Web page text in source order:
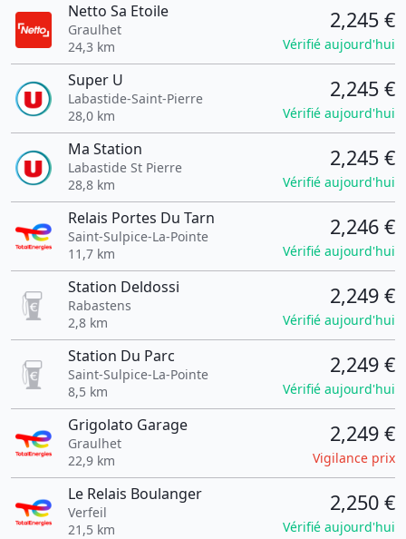
Netto Sa Etoile
Graulhet
24,3 km
2,245 €
Vérifié aujourd'hui
Super U
Labastide-Saint-Pierre
28,0 km
2,245 €
Vérifié aujourd'hui
Ma Station
Labastide St Pierre
28,8 km
2,245 €
Vérifié aujourd'hui
Relais Portes Du Tarn
Saint-Sulpice-La-Pointe
11,7 km
2,246 €
Vérifié aujourd'hui
Station Deldossi
Rabastens
2,8 km
2,249 €
Vérifié aujourd'hui
Station Du Parc
Saint-Sulpice-La-Pointe
8,5 km
2,249 €
Vérifié aujourd'hui
Grigolato Garage
Graulhet
22,9 km
2,249 €
Vigilance prix
Le Relais Boulanger
Verfeil
21,5 km
2,250 €
Vérifié aujourd'hui